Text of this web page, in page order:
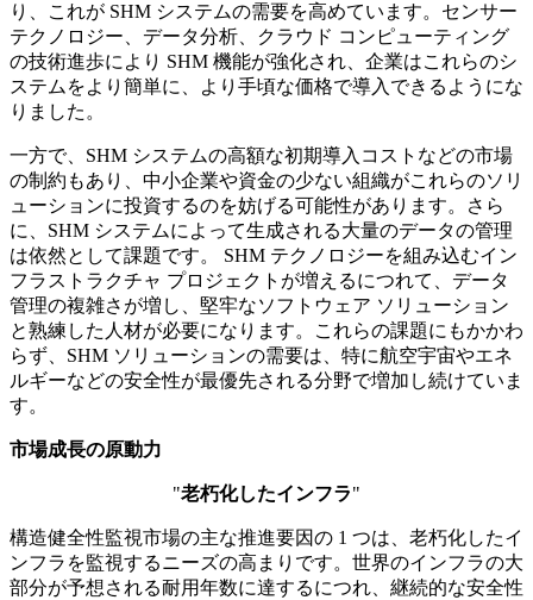
り、これが SHM システムの需要を高めています。センサー
テクノロジー、データ分析、クラウド コンピューティング
の技術進歩により SHM 機能が強化され、企業はこれらのシ
ステムをより簡単に、より手頃な価格で導入できるようにな
りました。
一方で、SHM システムの高額な初期導入コストなどの市場
の制約もあり、中小企業や資金の少ない組織がこれらのソリ
ューションに投資するのを妨げる可能性があります。さら
に、SHM システムによって生成される大量のデータの管理
は依然として課題です。 SHM テクノロジーを組み込むイン
フラストラクチャ プロジェクトが増えるにつれて、データ
管理の複雑さが増し、堅牢なソフトウェア ソリューション
と熟練した人材が必要になります。これらの課題にもかかわ
らず、SHM ソリューションの需要は、特に航空宇宙やエネ
ルギーなどの安全性が最優先される分野で増加し続けていま
す。
市場成長の原動力
"老朽化したインフラ"
構造健全性監視市場の主な推進要因の 1 つは、老朽化し​​たイ
ンフラを監視するニーズの高まりです。世界のインフラの大
部分が予想される耐用年数に達するにつれ、継続的な安全性